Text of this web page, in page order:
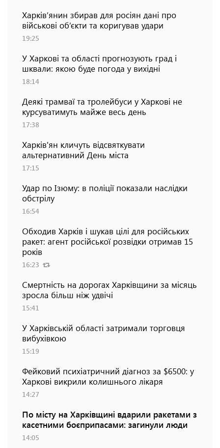
Харків’янин збирав для росіян дані про
військові об’єкти та коригував удари
19:25
У Харкові та області прогнозують град і
шквали: якою буде погода у вихідні
18:14
Деякі трамваї та тролейбуси у Харкові не
курсуватимуть майже весь день
17:38
Харків'ян кличуть відсвяткувати
альтернативний День міста
17:15
Удар по Ізюму: в поліції показали наслідки
обстрілу
16:54
Обходив Харків і шукав цілі для російських
ракет: агент російської розвідки отримав 15
років
16:23
Смертність на дорогах Харківщини за місяць
зросла більш ніж удвічі
15:41
У Харківській області затримали торговця
вибухівкою
15:19
Фейковий психіатричний діагноз за $6500: у
Харкові викрили колишнього лікаря
14:27
По місту на Харківщині вдарили ракетами з
касетними боєприпасами: загинули люди
14:05